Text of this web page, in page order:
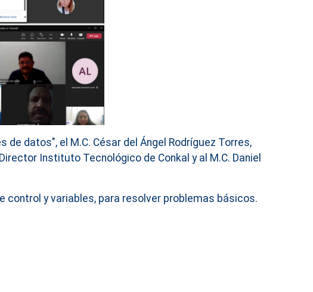
datos", el M.C. César del Ángel Rodríguez Torres,
Instituto Tecnológico de Conkal y al M.C. Daniel
y variables, para resolver problemas básicos.